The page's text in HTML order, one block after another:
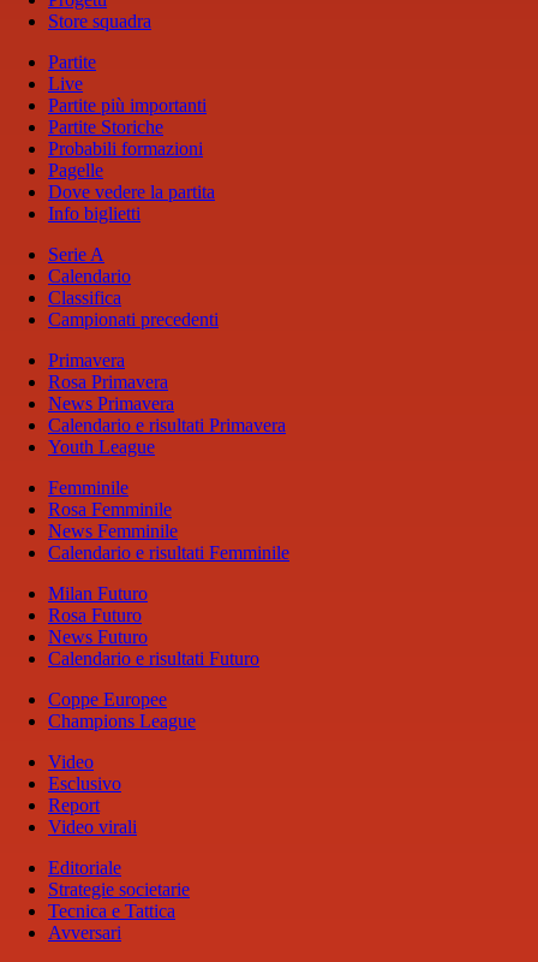
Store squadra
Partite
Live
Partite più importanti
Partite Storiche
Probabili formazioni
Pagelle
Dove vedere la partita
Info biglietti
Serie A
Calendario
Classifica
Campionati precedenti
Primavera
Rosa Primavera
News Primavera
Calendario e risultati Primavera
Youth League
Femminile
Rosa Femminile
News Femminile
Calendario e risultati Femminile
Milan Futuro
Rosa Futuro
News Futuro
Calendario e risultati Futuro
Coppe Europee
Champions League
Video
Esclusivo
Report
Video virali
Editoriale
Strategie societarie
Tecnica e Tattica
Avversari